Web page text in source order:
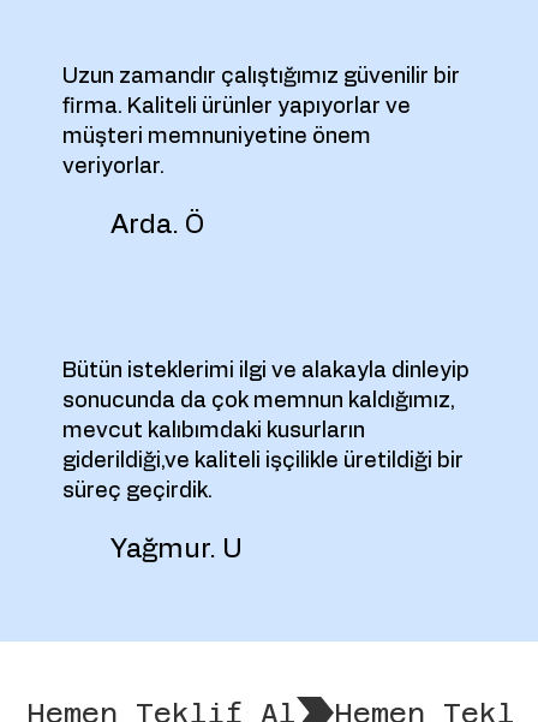
Uzun zamandır çalıştığımız güvenilir bir
firma. Kaliteli ürünler yapıyorlar ve
müşteri memnuniyetine önem
veriyorlar.
Arda. Ö
Bütün isteklerimi ilgi ve alakayla dinleyip
sonucunda da çok memnun kaldığımız,
mevcut kalıbımdaki kusurların
giderildiği,ve kaliteli işçilikle üretildiği bir
süreç geçirdik.
Yağmur. U
Hemen Teklif Al